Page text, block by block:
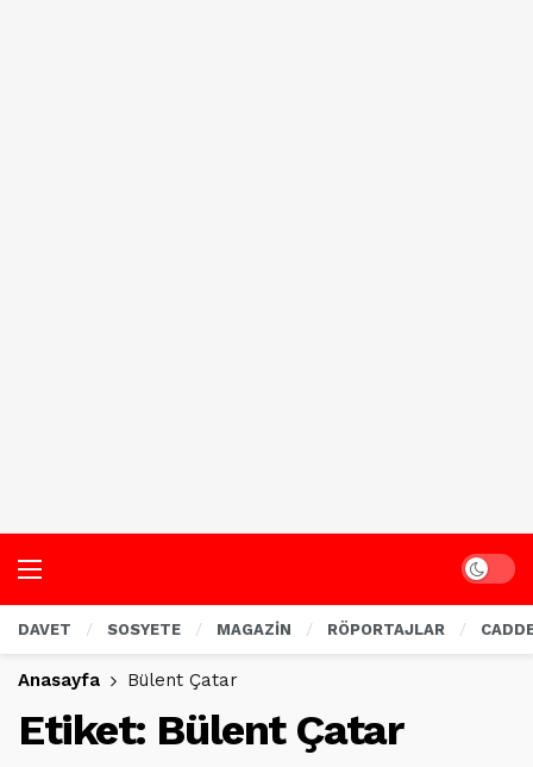
Dark
DAVET SOSYETE MAGAZİN RÖPORTAJLAR
Anasayfa Bülent Çatar
Etiket: Bülent Çatar